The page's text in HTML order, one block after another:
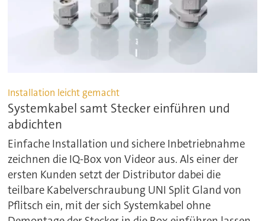
Installation leicht gemacht
Systemkabel samt Stecker einführen und
abdichten
Einfache Installation und sichere Inbetriebnahme
zeichnen die IQ-Box von Videor aus. Als einer der
ersten Kunden setzt der Distributor dabei die
teilbare Kabelverschraubung UNI Split Gland von
Pflitsch ein, mit der sich Systemkabel ohne